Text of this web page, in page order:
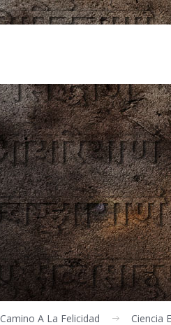
Camino A La Felicidad Ciencia